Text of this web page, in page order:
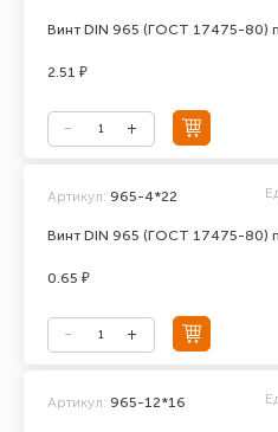
Винт DIN 965 (ГОСТ 17475-80)
2.51 ₽
Винт DIN 965 (ГОСТ 17475-80)
Артикул: 965-4*22
0.65 ₽
Артикул: 965-12*16